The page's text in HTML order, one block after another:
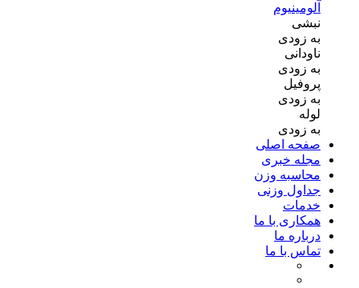
آلومینیوم
نبشی
به زودی
ناودانی
به زودی
پروفیل
به زودی
لوله
به زودی
صفحه اصلی
مجله خبری
محاسبه وزن
جداول وزنی
خدمات
همکاری با ما
درباره ما
تماس با ما